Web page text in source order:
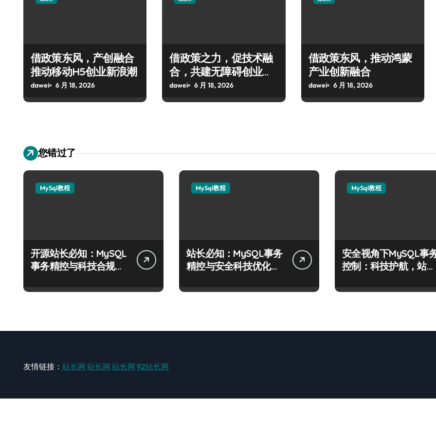
借政策东风，产创融合
推动移动H5创业新浪潮
dawei 6 月 18, 2026
借政策之力，促技术融
合，共建无障碍创业生
态
dawei 6 月 18, 2026
借政策东风，推动鸿蒙
产业创新融合
dawei 6 月 18, 2026
您错过了
MySql教程
开源站长必知：MySQL
事务精控与科技合规风
MySql教程
站长必知：MySQL事务
精控与安全科技优化实
MySql教程
安全视角下MySQL事
控制：科技护航，站长
友情链接： 站长网 站长网 站长网 92站长网